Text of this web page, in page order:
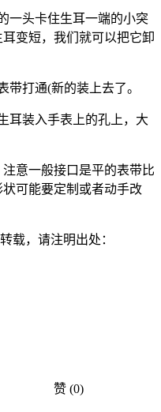
一头卡住生耳一端的小突
变短，我们就可以把它卸
带打通(新的装上去了。
耳装入手表上的孔上，大
意一般接口是平的表带比
可能要定制或者动手改
载，请注明出处：
赞 (0)